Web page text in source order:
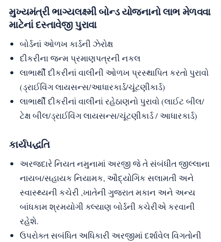
મુખ્યમંત્રી ભાગ્યલક્ષ્મી બોન્ડ યોજનાનો લાભ મેળવવા
માટેનાં દસ્તાવેજી પુરાવા
બોર્ડનાં ઓળખ કાર્ડની ઝેરોક્ષ
દીકરીના જન્મ પ્રમાણપત્રની નકલ
લાભાર્થી દીકરીનાં વાલીની ઓળખ પ્રસ્થાપિત કરતો પુરાવો
(ડ્રાઈવિંગ લાયસન્સ/આધારકાર્ડ/ચૂંટણીકાર્ડ)
લાભાર્થી દીકરીનાં વાલીનાં રહેઠાણનો પુરાવો (લાઈટ બીલ/
ટેક્ષ બીલ/ડ્રાઈવિંગ લાયસન્સ/ચૂંટણીકાર્ડ / આધારકાર્ડ)
કાર્યપદ્ધતિ
અરજદારે નિયત નમુનામાં અરજી જે તે સંબંધીત જીલ્લાના
નાયબ/સહાયક નિયામક, ઔદ્યોગિક સલામતી અને
સ્વાસ્થ્યની કચેરી ,ખાતેની ગુજરાત મકાન અને અન્ય
બાંધકામ શ્રમયોગી ક્લ્યાણ બોર્ડની કચેરીએ કરવાની
રહેશે.
ઉપરોક્ત સબંધિત અધિકારી અરજીમાં દર્શાવેલ વિગતોની